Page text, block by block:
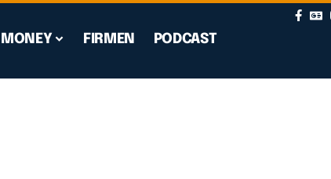
MONEY FIRMEN PODCAST